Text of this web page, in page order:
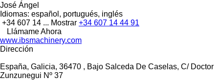
José Ángel
Idiomas: español, portugués, inglés
+34 607 14 ... Mostrar +34 607 14 44 91
Llámame Ahora
www.ibsmachinery.com
Dirección
España, Galicia, 36470 , Bajo Salceda De Caselas, C/ Doctor
Zunzunegui Nº 37